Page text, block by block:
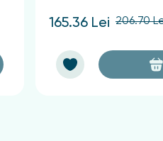
165.36 Lei 206.70